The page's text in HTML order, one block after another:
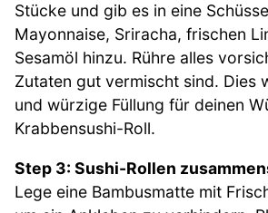
Stücke und gib es in eine
Mayonnaise, Sriracha, frischen
Sesamöl hinzu. Rühre alles
Zutaten gut vermischt sind. Dies
und würzige Füllung für deinen
Krabbensushi-Roll.
Step 3: Sushi-Rollen
Lege eine Bambusmatte mit